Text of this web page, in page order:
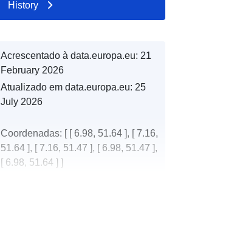
History
Acrescentado à data.europa.eu: 21
February 2026
Atualizado em data.europa.eu: 25
July 2026
Coordenadas: [ [ 6.98, 51.64 ], [ 7.16,
51.64 ], [ 7.16, 51.47 ], [ 6.98, 51.47 ],
[ 6.98, 51.64 ] ]